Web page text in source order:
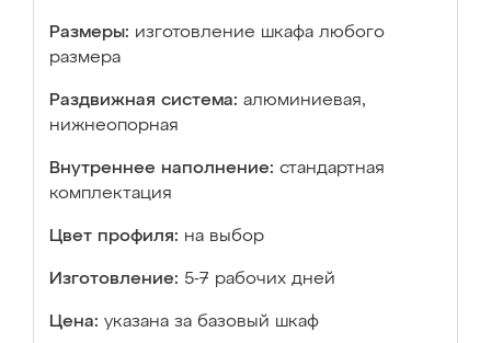
Размеры: изготовление шкафа любого
размера
Раздвижная система: алюминиевая,
нижнеопорная
Внутреннее наполнение: стандартная
комплектация
Цвет профиля: на выбор
Изготовление: 5-7 рабочих дней
Цена: указана за базовый шкаф